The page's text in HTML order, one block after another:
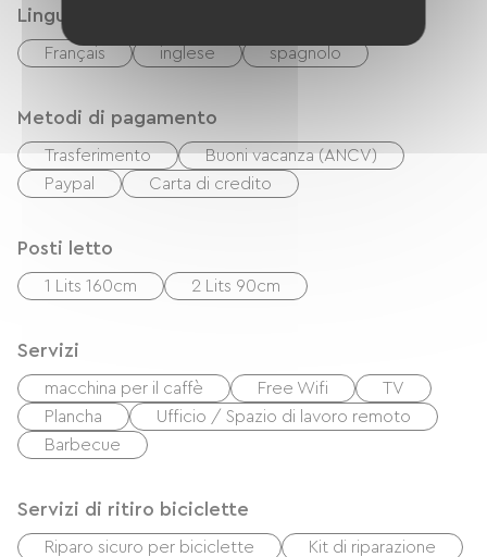
Lingue
Français inglese spagnolo
Metodi di pagamento
Trasferimento
Buoni vacanza (ANCV)
Paypal
Carta di credito
Posti letto
1 Lits 160cm 2 Lits 90cm
Servizi
macchina per il caffè Free Wifi
TV
Plancha
Ufficio / Spazio di lavoro remoto
Barbecue
Servizi di ritiro biciclette
Riparo sicuro per biciclette
Kit di riparazione